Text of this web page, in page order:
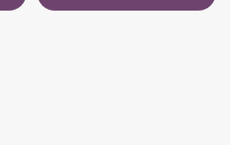
ARTURO PEREZ-